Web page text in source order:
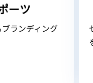
ーツ
ランディング